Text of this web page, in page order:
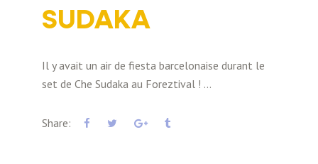
SUDAKA
Il y avait un air de fiesta barcelonaise durant le
set de Che Sudaka au Foreztival !
Share: